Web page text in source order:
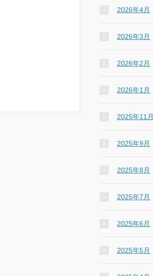
2026年4月
2026年3月
2026年2月
2026年1月
2025年11月
2025年9月
2025年8月
2025年7月
2025年6月
2025年5月